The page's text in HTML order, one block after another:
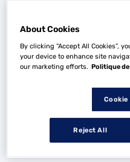
Les Top Garage dans les
Trouver un Top Garage
About Cookies
By clicking “Accept All Cookies”,
your device to enhance site
our marketing efforts. Politique
Reject All